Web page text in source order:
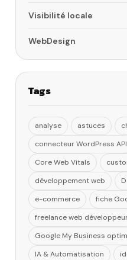
Visibilité locale
WebDesign
Tags
analyse astuces
connecteur WordPress API
Core Web Vitals
développement web
e-commerce
fiche
freelance web
Google My Business
IA & Automatisation